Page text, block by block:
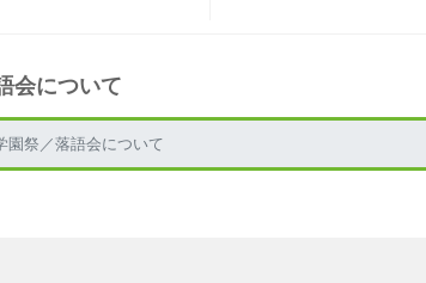
会について
祭／落語会について